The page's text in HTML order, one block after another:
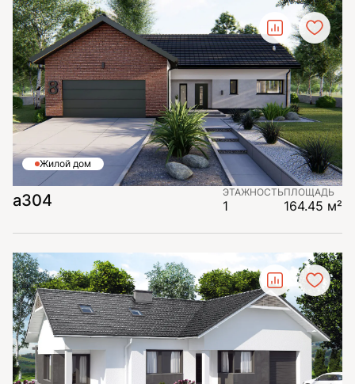
Жилой дом
а304 ЭТАЖНОСТЬ
1
ПЛОЩАДЬ
164.45 м²